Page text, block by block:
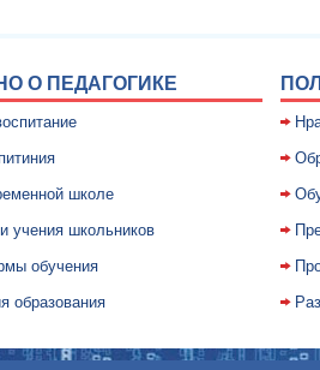
О ПЕДАГОГИКЕ
школе
учения школьников
обучения
образования